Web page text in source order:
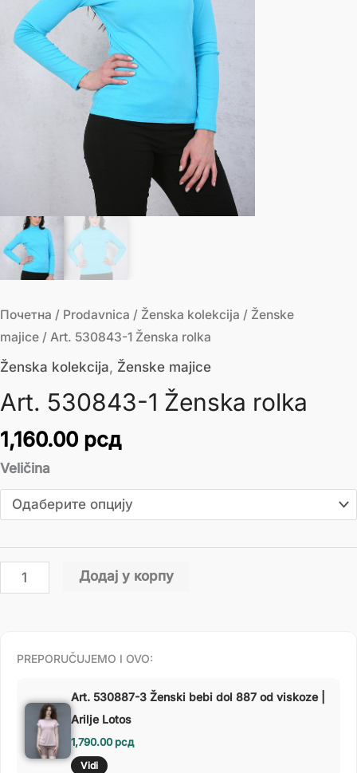
Почетна / Prodavnica / Ženska kolekcija / Ženske
majice / Art. 530843-1 Ženska rolka
Ženska kolekcija, Ženske majice
Art. 530843-1 Ženska rolka
1,160.00 рсд
Veličina
Додај у корпу
PREPORUČUJEMO I OVO:
Art. 530887-3 Ženski bebi dol 887 od viskoze |
Arilje Lotos
1,790.00рсд
Vidi